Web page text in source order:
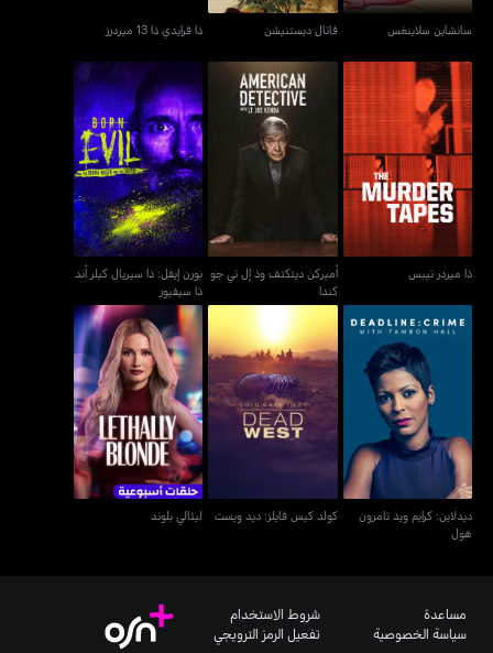
سانشاين سلاينغس فاتال ديستنيشن ذا فرايدي ذا 13 ميردرز
ذا ميردر تيبس
ذا ميردر تيبس
أميركن ديتكتف وذ إل تي
جو كندا
أميركن ديتكتف وذ إل تي جو
كندا
بورن إيفل: ذا سيريال كيلر
أند ذا سيفيور
بورن إيفل: ذا سيريال كيلر أند
ذا سيفيور
ديدلاين: كرايم ويذ تامرون
هول
ديدلاين: كرايم ويذ تامرون
هول
كولد كيس فايلز: ديد ويست
كولد كيس فايلز: ديد ويست
ليثالي بلوند
ليثالي بلوند
مساعدة
سياسة الخصوصية
شروط الاستخدام
تفعيل الرمز الترويجي